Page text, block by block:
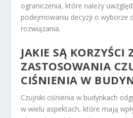
ograniczenia, które należy
podejmowaniu decyzji o wyborze
rozwiązania.
JAKIE SĄ KORZYŚCI
ZASTOSOWANIA
CIŚNIENIA W
Czujniki ciśnienia w budynkach
w wielu aspektach, które mają